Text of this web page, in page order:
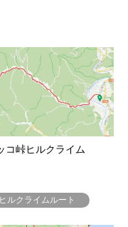
コ峠ヒルクライム
ルクライムルート